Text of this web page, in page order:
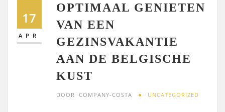
17
APR
OPTIMAAL GENIETEN
VAN EEN
GEZINSVAKANTIE
AAN DE BELGISCHE
KUST
DOOR COMPANY-COSTA UNCATEGORIZED